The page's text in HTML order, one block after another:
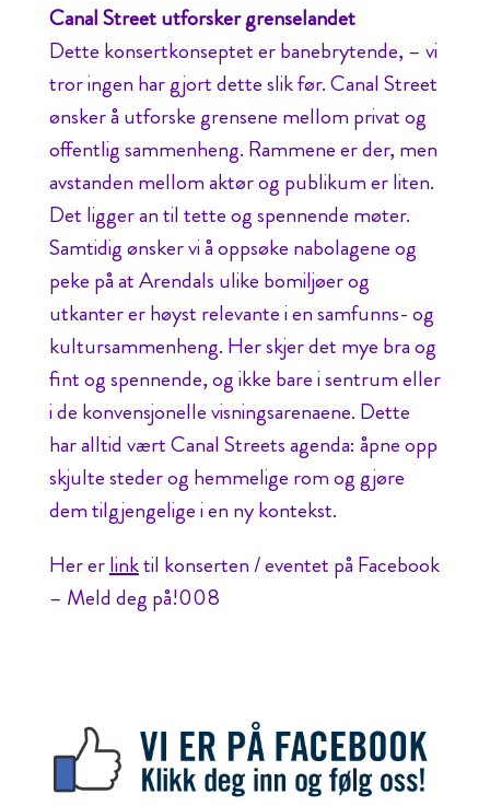
Canal Street utforsker grenselandet
Dette konsertkonseptet er banebrytende, – vi
tror ingen har gjort dette slik før. Canal Street
ønsker å utforske grensene mellom privat og
offentlig sammenheng. Rammene er der, men
avstanden mellom aktør og publikum er liten.
Det ligger an til tette og spennende møter.
Samtidig ønsker vi å oppsøke nabolagene og
peke på at Arendals ulike bomiljøer og
utkanter er høyst relevante i en samfunns- og
kultursammenheng. Her skjer det mye bra og
fint og spennende, og ikke bare i sentrum eller
i de konvensjonelle visningsarenaene. Dette
har alltid vært Canal Streets agenda: åpne opp
skjulte steder og hemmelige rom og gjøre
dem tilgjengelige i en ny kontekst.
Her erlinktil konserten / eventet på Facebook
– Meld deg på!008